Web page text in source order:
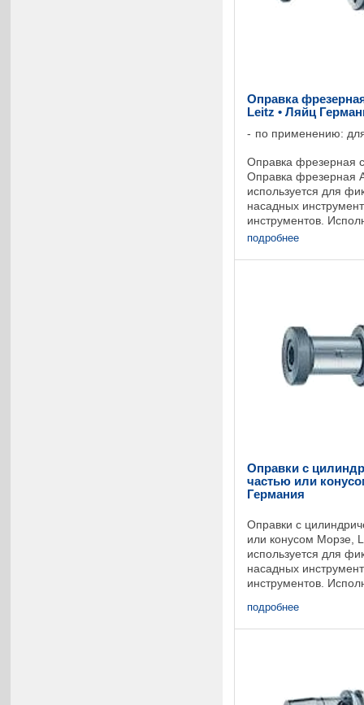
Оправка
Leitz • Ляйц
по применению:
Оправка фрезерная
Оправка фрезерная
используется для
насадных
инструментов.
конус, в
подробнее
Оправки с
частью или
Германия
Оправки с
или конусом Морзе,
используется для
насадных
инструментов.
Короткое
подробнее